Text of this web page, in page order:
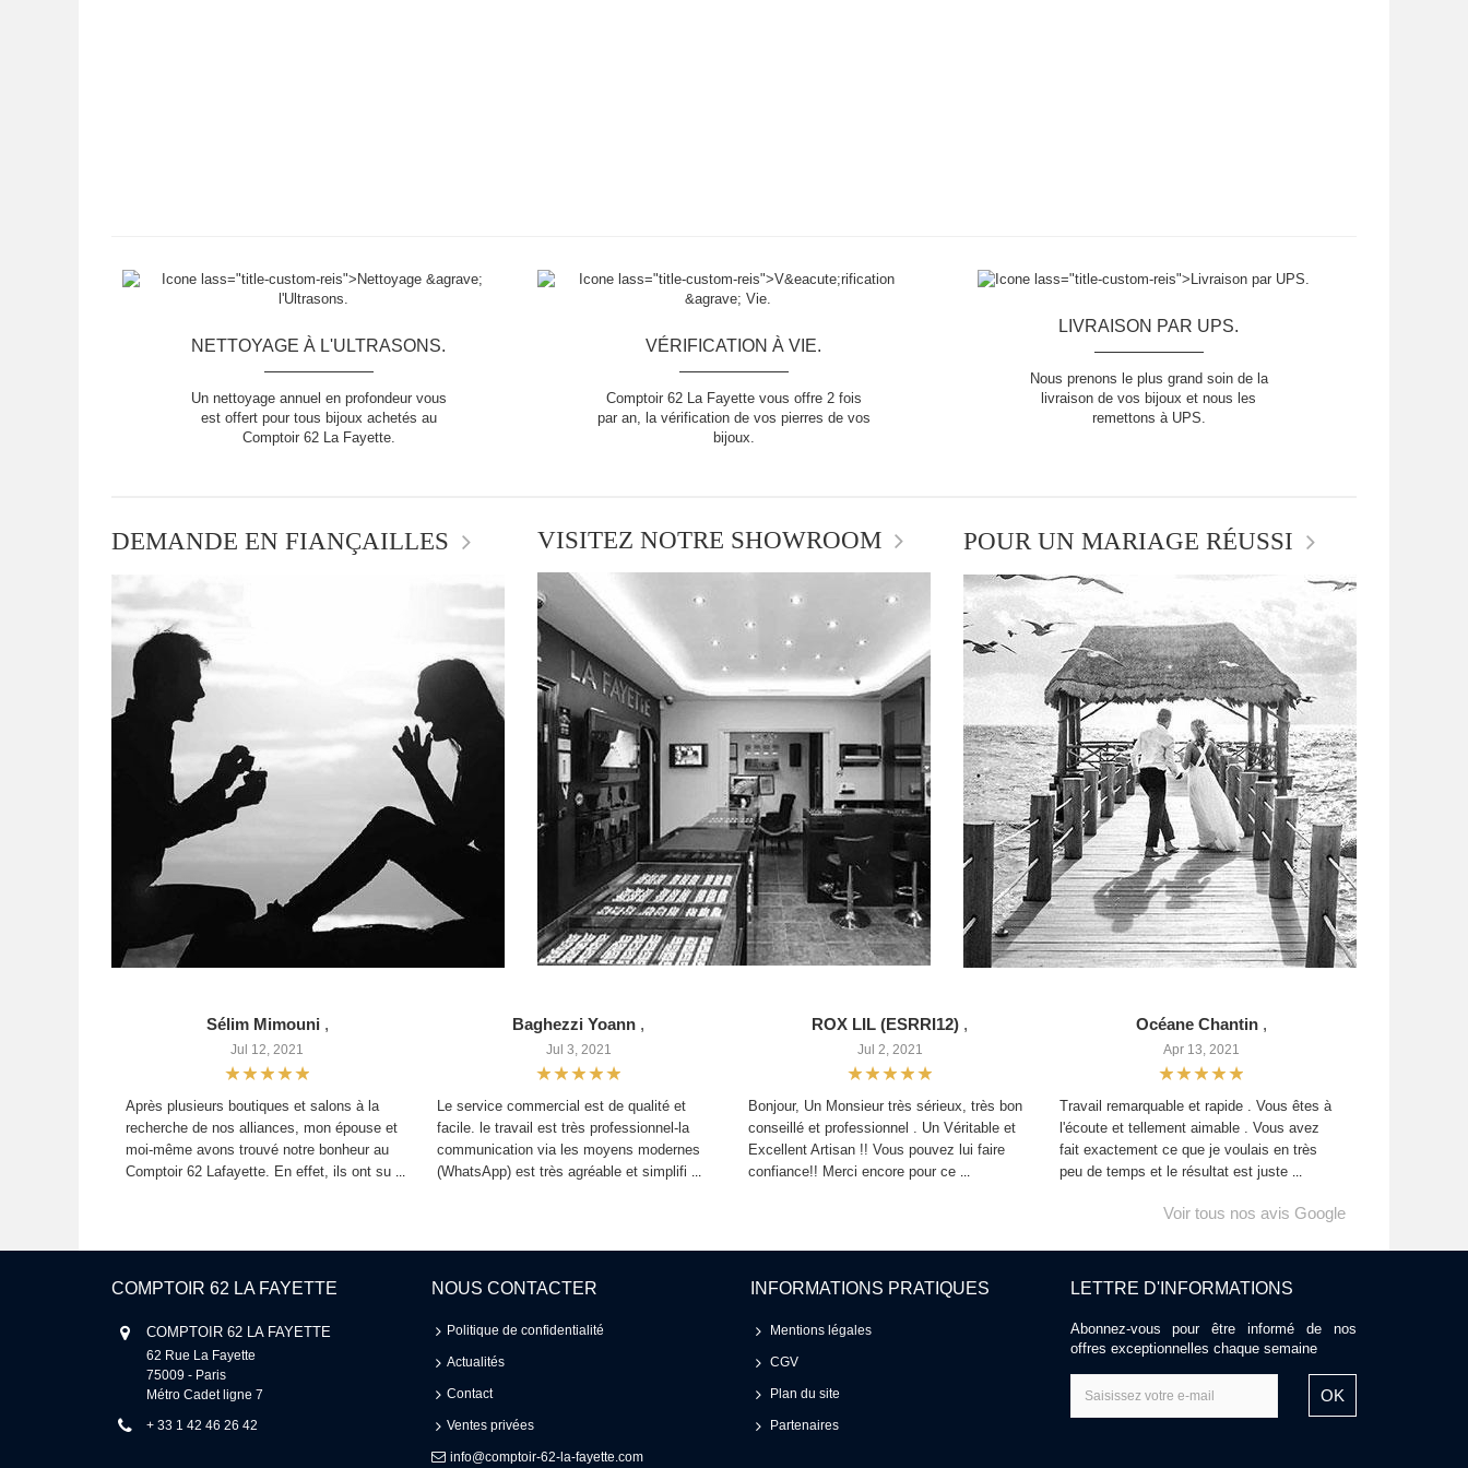
NETTOYAGE À L'ULTRASONS.
Un nettoyage annuel en profondeur vous
est offert pour tous bijoux achetés au
Comptoir 62 La Fayette.
VÉRIFICATION À VIE.
Comptoir 62 La Fayette vous offre 2 fois
par an, la vérification de vos pierres de vos
bijoux.
LIVRAISON PAR UPS.
Nous prenons le plus grand soin de la
livraison de vos bijoux et nous les
remettons à UPS.
DEMANDE EN FIANÇAILLES VISITEZ NOTRE SHOWROOM POUR UN MARIAGE RÉUSSI
Sélim Mimouni ,
Jul 12, 2021
Après plusieurs boutiques et salons à la
recherche de nos alliances, mon épouse et
moi-même avons trouvé notre bonheur au
Comptoir 62 Lafayette. En effet, ils ont su ...
Baghezzi Yoann ,
Jul 3, 2021
Le service commercial est de qualité et
facile. le travail est très professionnel-la
communication via les moyens modernes
(WhatsApp) est très agréable et simplifi ...
ROX LIL (ESRRI12) ,
Jul 2, 2021
Bonjour, Un Monsieur très sérieux, très bon
conseillé et professionnel . Un Véritable et
Excellent Artisan !! Vous pouvez lui faire
confiance!! Merci encore pour ce ...
Océane Chantin ,
Apr 13, 2021
Travail remarquable et rapide . Vous êtes à
l'écoute et tellement aimable . Vous avez
fait exactement ce que je voulais en très
peu de temps et le résultat est juste ...
Voir tous nos avis Google
COMPTOIR 62 LA FAYETTE
COMPTOIR 62 LA FAYETTE
62 Rue La Fayette
75009 - Paris
Métro Cadet ligne 7
+ 33 1 42 46 26 42
NOUS CONTACTER
Politique de confidentialité
Actualités
Contact
Ventes privées
info@comptoir-62-la-fayette.com
INFORMATIONS PRATIQUES
Mentions légales
CGV
Plan du site
Partenaires
LETTRE D'INFORMATIONS
Abonnez-vous pour être informé de nos
offres exceptionnelles chaque semaine
OK